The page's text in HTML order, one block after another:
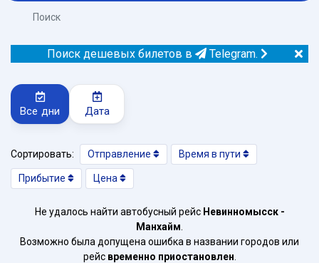
Поиск
Поиск дешевых билетов в Telegram.
Все дни Дата
Сортировать: Отправление Время в пути
Прибытие Цена
Не удалось найти автобусный рейс Невинномысск -
Манхайм
Возможно была допущена ошибка в названии городов или
рейс временно приостановлен